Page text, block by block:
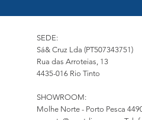
SEDE:
Sá& Cruz Lda (PT507343751)
Rua das Arroteias, 13
4435-016 Rio Tinto
SHOWROOM:
Molhe Norte - Porto Pesca